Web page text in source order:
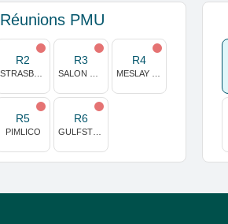
Réunions PMU
R2 R3 R4
R5
PIMLICO
R6